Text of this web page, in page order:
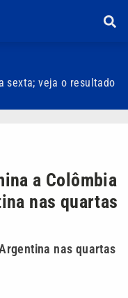
sexta; veja o resultado
a Colômbia
nas quartas
nas quartas